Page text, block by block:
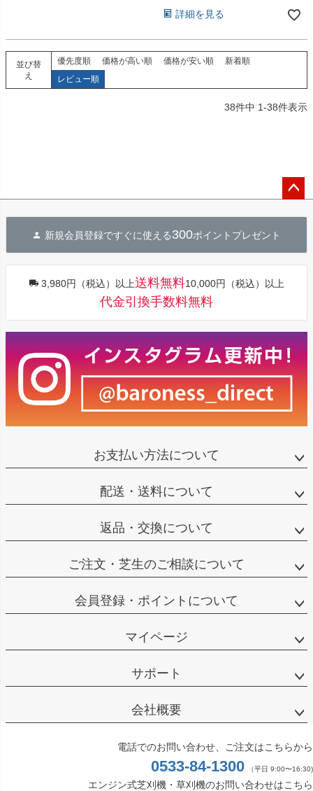
詳細を見る
並び替
え
優先度順 価格が高い順 価格が安い順
新着順
レビュー順
38件中 1-38件表示
へ
新規会員登録ですぐに使える300ポイントプレゼント
3,980円（税込）以上送料無料10,000円（税込）以上
代金引換手数料無料
お支払い方法について
配送・送料について
返品・交換について
ご注文・芝生のご相談について
会員登録・ポイントについて
マイページ
サポート
会社概要
電話でのお問い合わせ、ご注文はこちらから
0533-84-1300 （平日 9:00〜16:30)
エンジン式芝刈機・草刈機のお問い合わせはこちら